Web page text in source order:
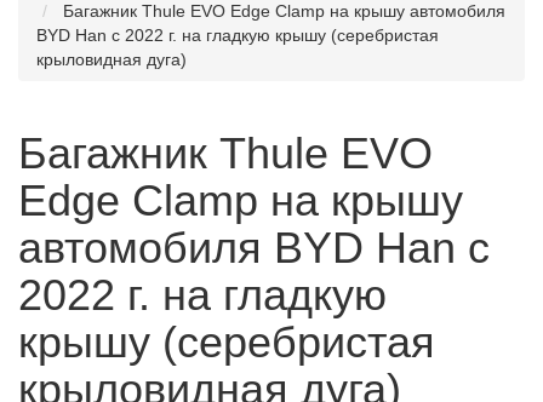
Багажник Thule EVO Edge Clamp на крышу автомобиля
BYD Han с 2022 г. на гладкую крышу (серебристая
крыловидная дуга)
Багажник Thule EVO
Edge Clamp на крышу
автомобиля BYD Han с
2022 г. на гладкую
крышу (серебристая
крыловидная дуга)